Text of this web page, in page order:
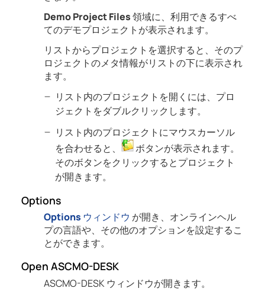
Demo Project Files領域に、利用できるすべ
てのデモプロジェクトが表示されます。
リストからプロジェクトを選択すると、そのプ
ロジェクトのメタ情報がリストの下に表示され
ます。
リスト内のプロジェクトを開くには、プロ
ジェクトをダブルクリックします。
リスト内のプロジェクトにマウスカーソル
を合わせると、
ボタンが表示されます。
そのボタンをクリックするとプロジェクト
が開きます。
Options
Options ウィンドウ が開き、オンラインヘル
プの言語や、その他のオプションを設定するこ
とができます。
Open ASCMO-DESK
ASCMO-DESKウィンドウが開きます。